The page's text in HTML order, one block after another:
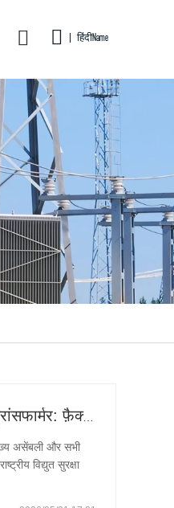
हिंदीName
जिनान क़िंघे इलेक्ट्रिक यूएल-प्रमाणित अमेरिकी-शैली बॉक्स-प्रकार ट्रांसफार्मर: फ़ैक्टरी परीक्षण सफलतापूर्वक पूरा हुआ, वैश्विक वितरण लगातार प्रगति कर रहा है
असेंबली और सभी
विद्युत सुरक्षा